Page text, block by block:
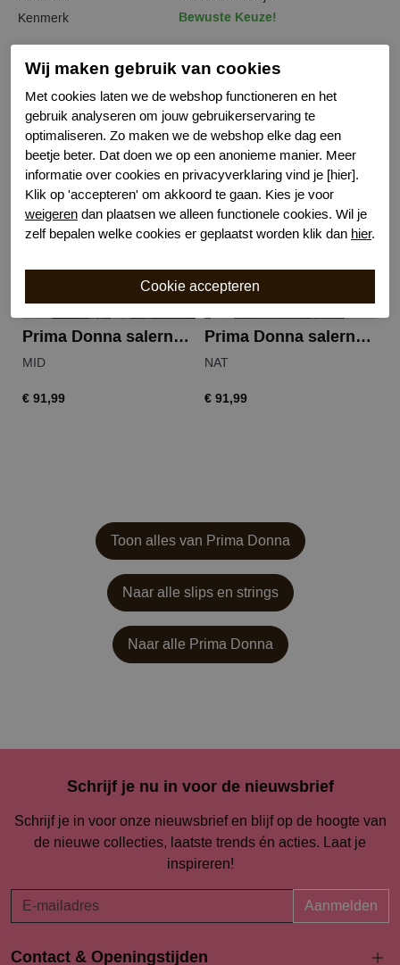
Kenmerk
Bewuste Keuze!
Gerelateerde producten
Prima Donna salerno voorgevormde bh
MID
€ 91,99
Prima Donna salerno voorgevormde bh
NAT
€ 91,99
Toon alles van Prima Donna
Naar alle slips en strings
Naar alle Prima Donna
Schrijf je nu in voor de nieuwsbrief
Schrijf je in voor onze nieuwsbrief en blijf op de hoogte van
de nieuwe collecties, laatste trends én acties. Laat je
inspireren!
Aanmelden
Contact & Openingstijden
Wij maken gebruik van cookies
Met cookies laten we de webshop functioneren en het
gebruik analyseren om jouw gebruikerservaring te
optimaliseren. Zo maken we de webshop elke dag een
beetje beter. Dat doen we op een anonieme manier. Meer
informatie over cookies en privacyverklaring vind je [hier].
Klik op 'accepteren' om akkoord te gaan. Kies je voor
weigeren dan plaatsen we alleen functionele cookies. Wil je
zelf bepalen welke cookies er geplaatst worden klik dan hier.